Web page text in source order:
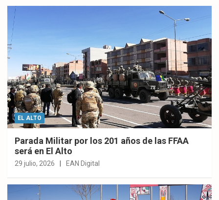
EL ALTO
Parada Militar por los 201 años de las FFAA
será en El Alto
29 julio, 2026 EAN Digital